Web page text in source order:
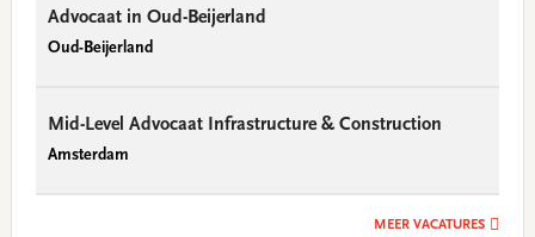
Advocaat in Oud-Beijerland
Oud-Beijerland
Mid-Level Advocaat Infrastructure & Construction
Amsterdam
MEER VACATURES